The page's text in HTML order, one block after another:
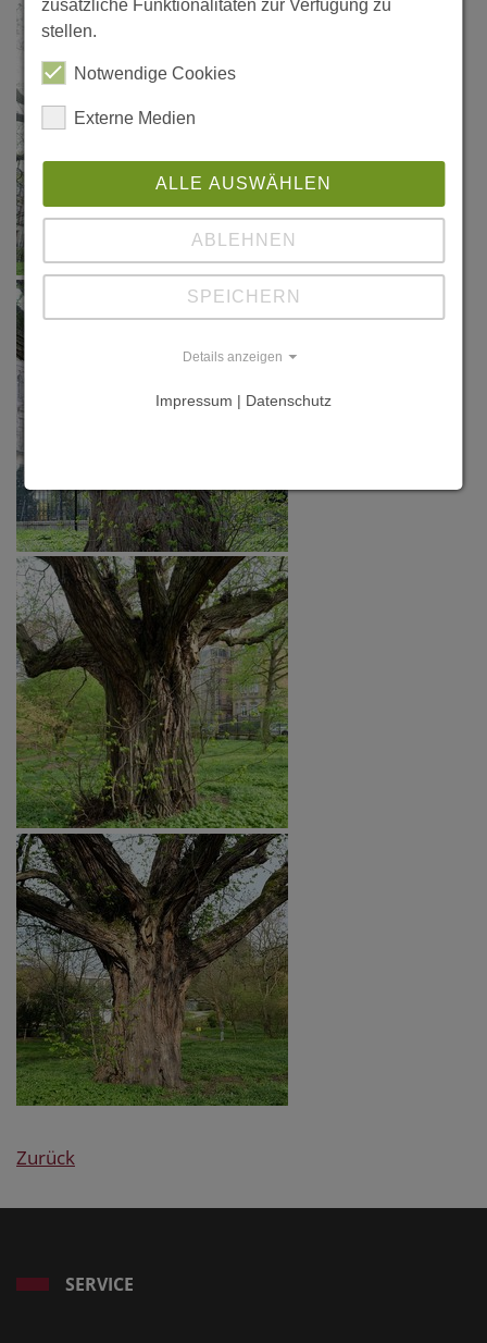
Zurück
SERVICE
zusätzliche Funktionalitäten zur Verfügung zu
stellen.
Notwendige Cookies
Externe Medien
ALLE AUSWÄHLEN
ABLEHNEN
SPEICHERN
Details anzeigen
Impressum | Datenschutz